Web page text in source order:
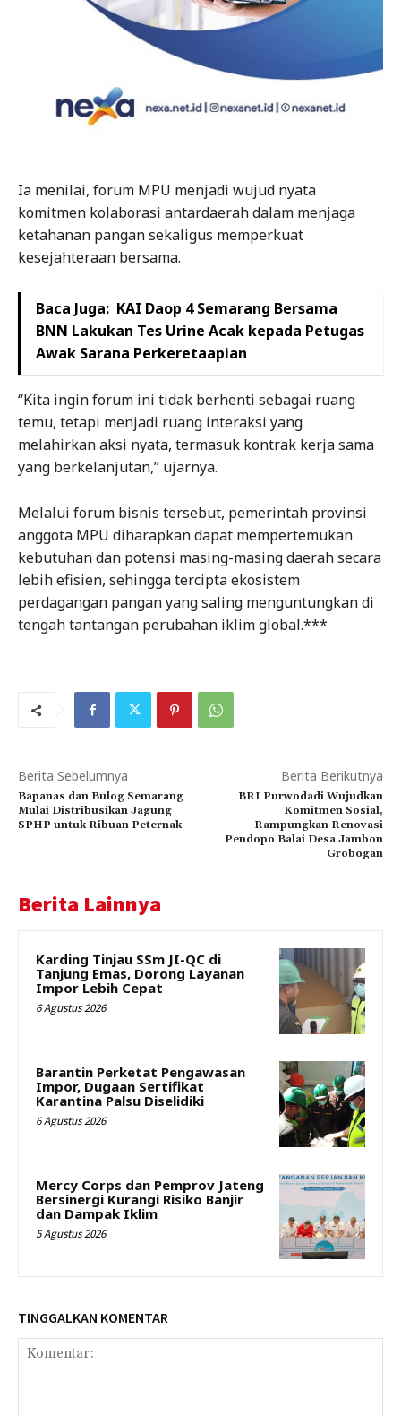
Ia menilai, forum MPU menjadi wujud nyata
komitmen kolaborasi antardaerah dalam menjaga
ketahanan pangan sekaligus memperkuat
kesejahteraan bersama.
Baca Juga: KAI Daop 4 Semarang Bersama
BNN Lakukan Tes Urine Acak kepada Petugas
Awak Sarana Perkeretaapian
“Kita ingin forum ini tidak berhenti sebagai ruang
temu, tetapi menjadi ruang interaksi yang
melahirkan aksi nyata, termasuk kontrak kerja sama
yang berkelanjutan,” ujarnya.
Melalui forum bisnis tersebut, pemerintah provinsi
anggota MPU diharapkan dapat mempertemukan
kebutuhan dan potensi masing-masing daerah secara
lebih efisien, sehingga tercipta ekosistem
perdagangan pangan yang saling menguntungkan di
tengah tantangan perubahan iklim global.***
Berita Sebelumnya
Bapanas dan Bulog Semarang
Mulai Distribusikan Jagung
SPHP untuk Ribuan Peternak
Berita Berikutnya
BRI Purwodadi Wujudkan
Komitmen Sosial,
Rampungkan Renovasi
Pendopo Balai Desa Jambon
Grobogan
Berita Lainnya
Karding Tinjau SSm JI-QC di
Tanjung Emas, Dorong Layanan
Impor Lebih Cepat
6 Agustus 2026
Barantin Perketat Pengawasan
Impor, Dugaan Sertifikat
Karantina Palsu Diselidiki
6 Agustus 2026
Mercy Corps dan Pemprov Jateng
Bersinergi Kurangi Risiko Banjir
dan Dampak Iklim
5 Agustus 2026
TINGGALKAN KOMENTAR